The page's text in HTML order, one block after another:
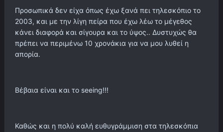
Προσωπικά δεν είχα όπως έχω ξανά πει τηλεσκόπιο το
2003, και με την λίγη πείρα που έχω λέω το μέγεθος
κάνει διαφορά και σίγουρα και το ύψος.. Δυστυχώς θα
πρέπει να περιμένω 10 χρονάκια για να μου λυθεί η
απορία.
Βέβαια είναι και το seeing!!!
Καθώς και η πολύ καλή ευθυγράμμιση στα τηλεσκόπια